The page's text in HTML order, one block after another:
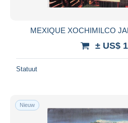
MEXIQUE XOCHIMILCO
± US$
Statuut
Nieuw